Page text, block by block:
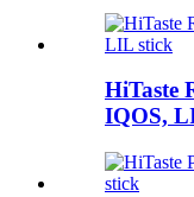
HiTaste
IQOS,